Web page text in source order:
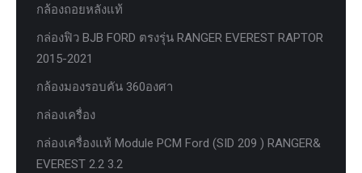
กล้องถอยหลังแท้
กล่องฟิว BJB FORD ตรงรุ่น RANGER EVEREST RAPTOR
2015-2021
กล้องมองรอบคัน 360องศา
กล่องเครื่อง
กล่องเครื่องแท้ Module PCM Ford (SID 209 ) RANGER&
EVEREST 2.2 3.2